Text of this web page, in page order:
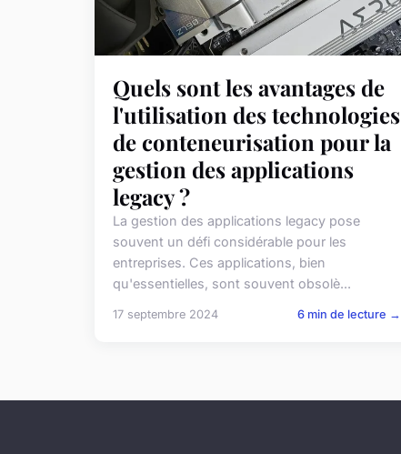
Quels sont les avantages de
l'utilisation des technologies
de conteneurisation pour la
gestion des applications
legacy ?
La gestion des applications legacy pose
souvent un défi considérable pour les
entreprises. Ces applications, bien
qu'essentielles, sont souvent obsolè...
17 septembre 2024 6 min de lecture →